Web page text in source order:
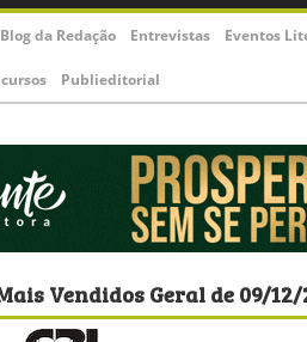
Blog da Redação Entrevistas Eventos
Publieditorial
Vendidos Geral de 09/12/